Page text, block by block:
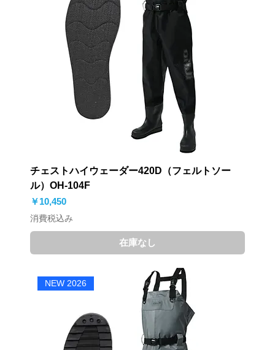
チェストハイウェーダー420D（フェルトソー
ル）OH-104F
価格
￥10,450
消費税込み
在庫なし
NEW 2026